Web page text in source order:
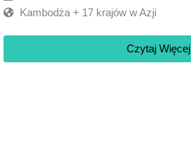
Kambodża + 17 krajów w Azji
Czytaj Więcej